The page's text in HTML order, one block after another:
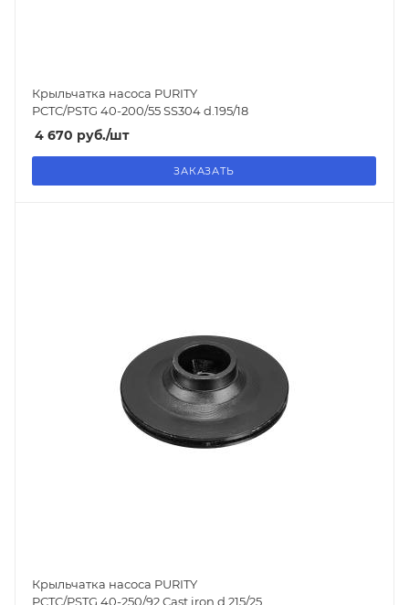
Крыльчатка насоса PURITY
PCTC/PSTG 40-200/55 SS304 d.195/18
4 670 руб./шт
ЗАКАЗАТЬ
Крыльчатка насоса PURITY
PCTC/PSTG 40-250/92 Cast iron d.215/25